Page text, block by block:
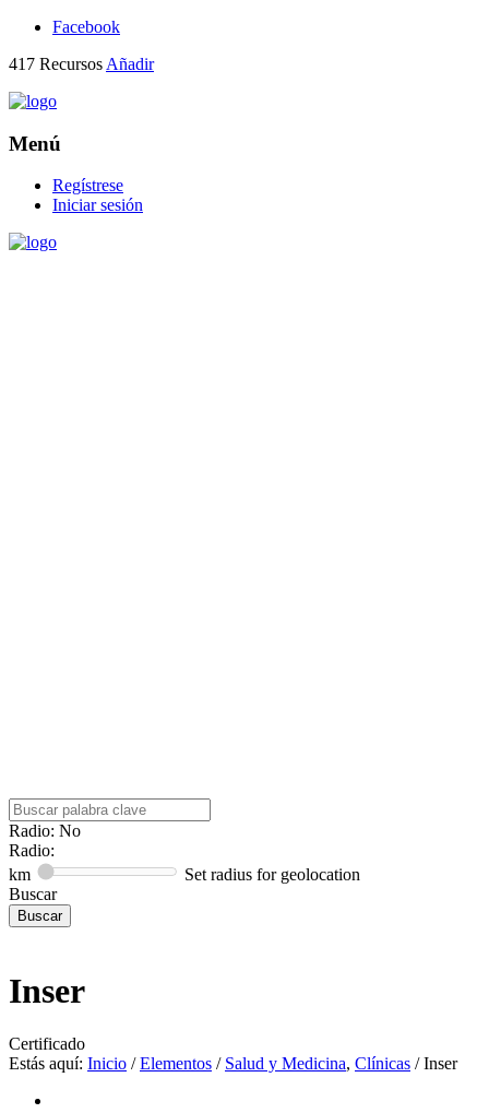
Facebook
417 Recursos Añadir
Menú
Regístrese
Iniciar sesión
Radio: No
Radio:
km
Set radius for geolocation
Buscar
Inser
Certificado
Estás aquí: Inicio / Elementos / Salud y Medicina, Clínicas / Inser